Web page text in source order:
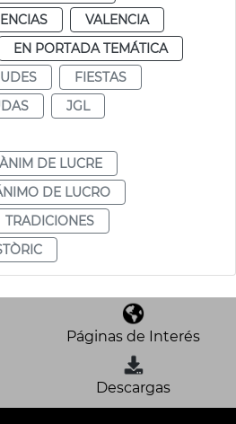
VALENCIA
EN PORTADA TEMÁTICA
FIESTAS
JGL
DE LUCRE
DE LUCRO
TRADICIONES
Páginas de Interés
Descargas